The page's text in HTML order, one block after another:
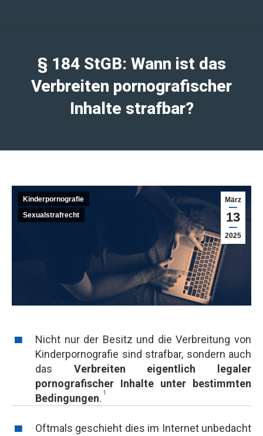
§ 184 StGB: Wann ist das
Verbreiten pornografischer
Inhalte strafbar?
März
13
2025
Kinderpornografie
Sexualstrafrecht
Nicht nur der Besitz und die Verbreitung von
Kinderpornografie sind strafbar, sondern auch
das Verbreiten eigentlich legaler
pornografischer Inhalte unter bestimmten
Bedingungen. 1
Oftmals geschieht dies im Internet unbedacht